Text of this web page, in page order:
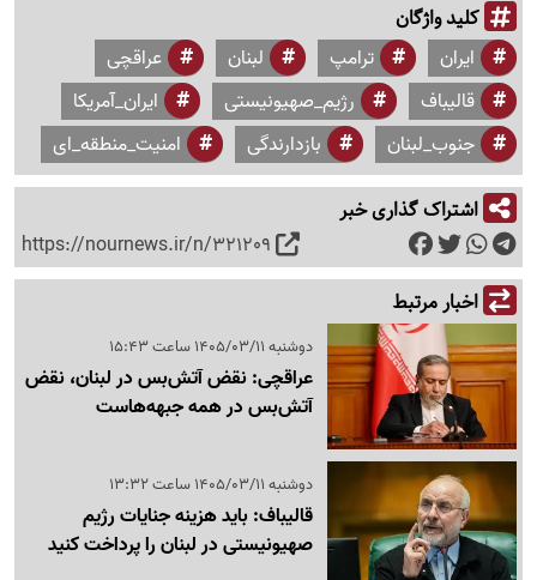
کلید واژگان
ایران ترامپ لبنان
عراقچی
قالیباف
رژیم_صهیونیستی
ایران_آمریکا
جنوب_لبنان
بازدارندگی امنیت_منطقه_ای
اشتراک گذاری خبر
https://nournews.ir/n/321209
اخبار مرتبط
دوشنبه 1405/03/11 ساعت 15:43
عراقچی: نقض آتش‌بس در لبنان، نقض
آتش‌بس در همه جبهه‌هاست
دوشنبه 1405/03/11 ساعت 13:32
قالیباف: باید هزینه جنایات رژیم
صهیونیستی در لبنان را پرداخت کنید